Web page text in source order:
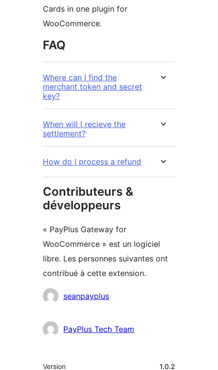
Cards in one plugin for
WooCommerce.
FAQ
Where can I find the
merchant token and secret
key?
When will I recieve the
settlement?
How do I process a refund
Contributeurs &
développeurs
« PayPlus Gateway for
WooCommerce » est un logiciel
libre. Les personnes suivantes ont
contribué à cette extension.
Contributeurs
seanpayplus
PayPlus Tech Team
Méta
Version 1.0.2